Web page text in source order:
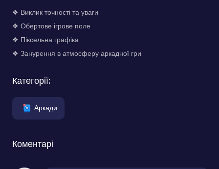
❖ Виклик точності та уваги
❖ Обертове ігрове поле
❖ Піксельна графіка
❖ Занурення в атмосферу аркадної гри
Категорії:
Аркади
Коментарі